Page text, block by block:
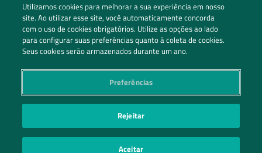
Siga nossas redes sociais
Entre em Contato
Utilizamos cookies para melhorar a sua experiência em nosso
site. Ao utilizar esse site, você automaticamente concorda
com o uso de cookies obrigatórios. Utilize as opções ao lado
para configurar suas preferências quanto à coleta de cookies.
Seus cookies serão armazenados durante um ano.
Preferências
Rejeitar
Aceitar